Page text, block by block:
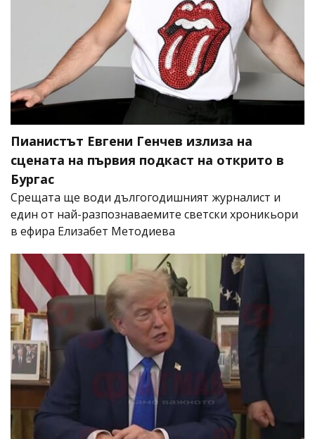
Пианистът Евгени Генчев излиза на
сцената на първия подкаст на открито в
Бургас
Срещата ще води дългогодишният журналист и
един от най-разпознаваемите светски хроникьори
в ефира Елизабет Методиева